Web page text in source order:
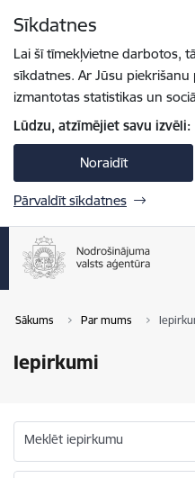
Sīkdatnes
Lai šī tīmekļvietne darbotos,
sīkdatnes. Ar Jūsu
izmantotas statistikas un
Lūdzu, atzīmējiet savu izvēli:
Noraidīt
Pārvaldīt sīkdatnes
Sākums Par mums
Iepirkumi
Meklēt iepirkumu